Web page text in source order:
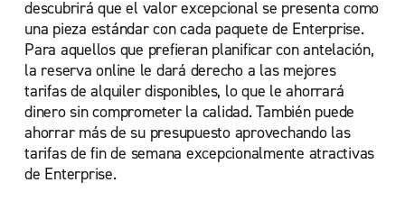
descubrirá que el valor excepcional se presenta como
una pieza estándar con cada paquete de Enterprise.
Para aquellos que prefieran planificar con antelación,
la reserva online le dará derecho a las mejores
tarifas de alquiler disponibles, lo que le ahorrará
dinero sin comprometer la calidad. También puede
ahorrar más de su presupuesto aprovechando las
tarifas de fin de semana excepcionalmente atractivas
de Enterprise.